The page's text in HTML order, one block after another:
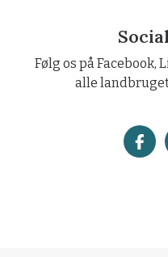
Følg os på Facebook,
alle